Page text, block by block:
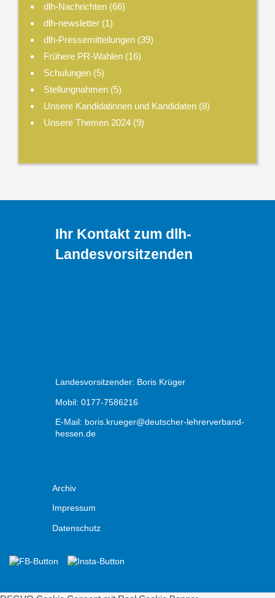
dlh-Nachrichten (66)
dlh-newsletter (1)
dlh-Pressemitteilungen (39)
Frühere PR-Wahlen (16)
Schulungen (5)
Stellungnahmen (5)
Unsere Kandidatinnen und Kandidaten (8)
Unsere Themen 2024 (9)
Ihr Kontakt zum dlh-
Landesvorsitzenden
Landesvorsitzender: Boris Krüger
Mobil: 0177-7586216
E-Mail: boris.krueger@deutscher-lehrerverband-
hessen.de
Archiv
Impressum
Datenschutz